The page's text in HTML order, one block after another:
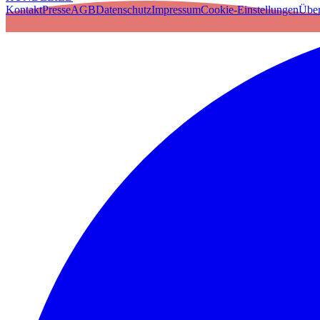
KontaktPresseAGBDatenschutzImpressumCookie-Einstellungen